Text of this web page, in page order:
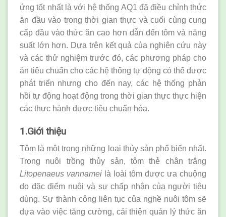
ứng tốt nhất là với hệ thống AQ1 đã điều chỉnh thức
ăn đầu vào trong thời gian thực và cuối cùng cung
cấp đầu vào thức ăn cao hơn dẫn đến tôm và năng
suất lớn hơn. Dựa trên kết quả của nghiên cứu này
và các thử nghiệm trước đó, các phương pháp cho
ăn tiêu chuẩn cho các hệ thống tự động có thể được
phát triển nhưng cho đến nay, các hệ thống phản
hồi tự động hoạt động trong thời gian thực thực hiện
các thực hành được tiêu chuẩn hóa.
1.Giới thiệu
Tôm là một trong những loại thủy sản phổ biến nhất.
Trong nuôi trồng thủy sản, tôm thẻ chân trắng
Litopenaeus vannamei là loài tôm được ưa chuộng
do đặc điểm nuôi và sự chấp nhận của người tiêu
dùng. Sự thành công liên tục của nghề nuôi tôm sẽ
dựa vào việc tăng cường, cải thiện quản lý thức ăn